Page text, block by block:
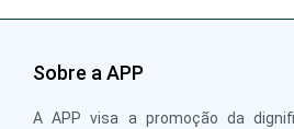
Sobre a APP
A APP visa a promoção da